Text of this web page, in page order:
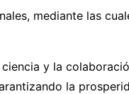
mediante las
y la
la